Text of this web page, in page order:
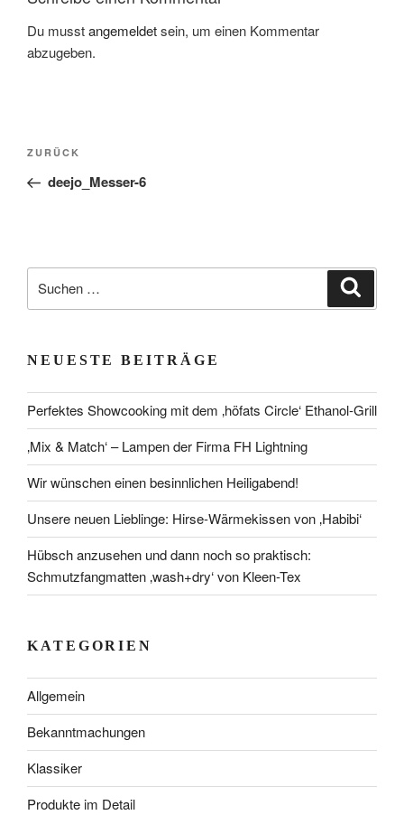
Du musstangemeldetsein, um einen Kommentar
abzugeben.
Beitragsnavigation
Vorheriger
Beitrag
ZURÜCK
deejo_Messer-6
nach:
NEUESTE BEITRÄGE
Perfektes Showcooking mit dem ‚höfats Circle‘ Ethanol-Grill
‚Mix & Match‘ – Lampen der Firma FH Lightning
Wir wünschen einen besinnlichen Heiligabend!
Unsere neuen Lieblinge: Hirse-Wärmekissen von ‚Habibi‘
Hübsch anzusehen und dann noch so praktisch:
Schmutzfangmatten ‚wash+dry‘ von Kleen-Tex
KATEGORIEN
Allgemein
Bekanntmachungen
Klassiker
Produkte im Detail